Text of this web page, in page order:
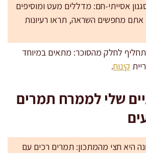
אסייתי-חם: מדללים מעט ומוסיפים
מחפשים השראה, תראו רעיונות
לחלק מהסוכר: מתאים במיוחד
קינוח.
שלי לממרח תמרים
היא חצי מהמתכון: תמרים רכים עם